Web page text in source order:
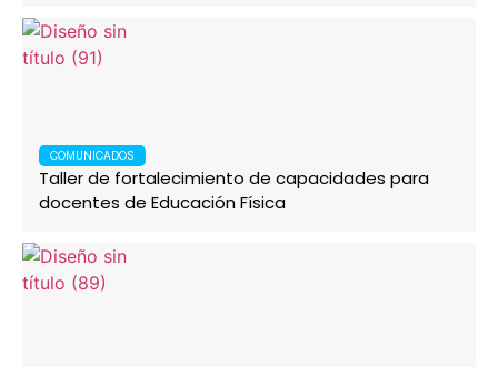
COMUNICADOS
Taller de fortalecimiento de capacidades para
docentes de Educación Física